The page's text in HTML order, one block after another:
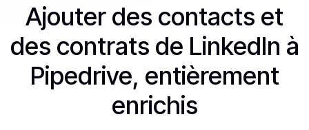
Ajouter des contacts et
des contrats de LinkedIn à
Pipedrive, entièrement
enrichis